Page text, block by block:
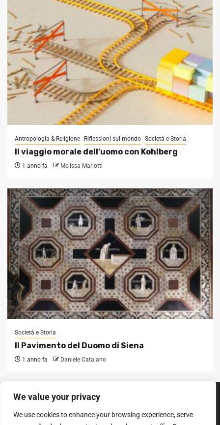
We value your privacy
We use cookies to enhance your browsing experience, serve
Antropologia & Religione Riflessioni sul mondo Società e Storia
Il viaggio morale dell’uomo con Kohlberg
1 anno fa Melissa Mariotti
Società e Storia
Il Pavimento del Duomo di Siena
1 anno fa Daniele Catalano
SEGUICI SUI SOCIAL